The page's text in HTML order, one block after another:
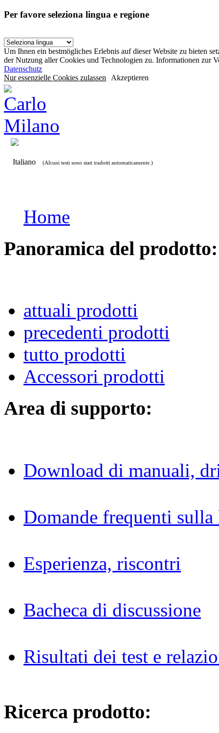
Per favore seleziona lingua e regione
Um Ihnen ein bestmögliches Erlebnis auf dieser Website zu bieten
der Nutzung aller Cookies und Technologien zu. Informationen zur
Datenschutz
Nur essenzielle Cookies zulassen Akzeptieren
Italiano (Alcuni testi sono stati tradotti automaticamente.)
Home
Panoramica del prodotto:
attuali prodotti
precedenti prodotti
tutto prodotti
Accessori prodotti
Area di supporto:
Download di manuali,
Domande frequenti
Esperienza, riscontri
Bacheca di discussione
Risultati dei test e
Ricerca prodotto: